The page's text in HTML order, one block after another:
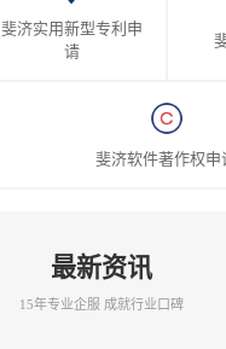
斐济实用新型专利申
请
斐济软件著作权申
最新资讯
15年专业企服 成就行业口碑